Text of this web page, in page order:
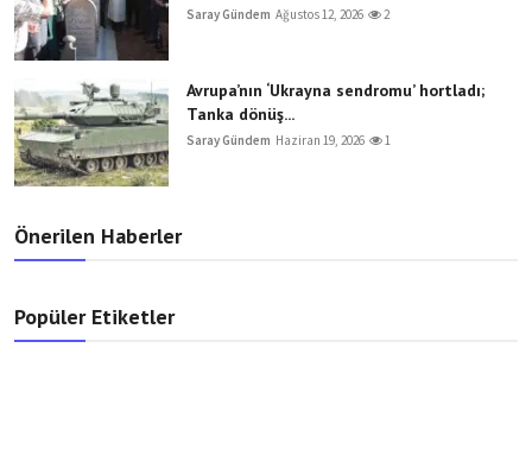
Saray Gündem Ağustos 12, 2026 2
Avrupa’nın ‘Ukrayna sendromu’ hortladı;
Tanka dönüş...
Saray Gündem Haziran 19, 2026 1
Önerilen Haberler
Popüler Etiketler